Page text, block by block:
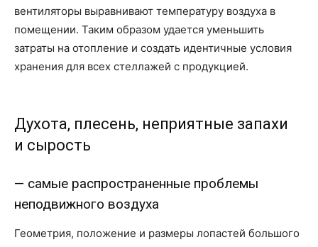
вентиляторы выравнивают температуру воздуха в
помещении. Таким образом удается уменьшить
затраты на отопление и создать идентичные условия
хранения для всех стеллажей с продукцией.
Духота, плесень, неприятные запахи
и сырость
— самые распространенные проблемы
неподвижного воздуха
Геометрия, положение и размеры лопастей большого